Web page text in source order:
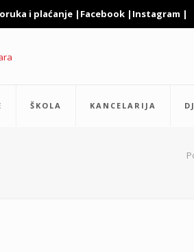
i plaćanje | Facebook | Instagram |
ŠKOLA KANCELARIJA